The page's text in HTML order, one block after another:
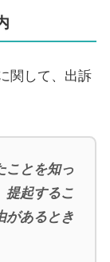
関して、出訴
ことを知っ
提起するこ
があるとき